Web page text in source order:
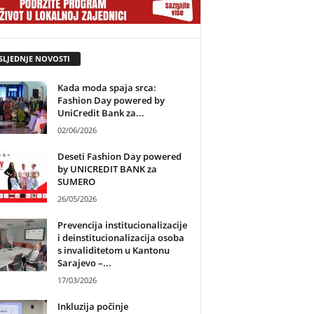
NOVOSTI
Kada moda spaja srca:
Fashion Day powered by
UniCredit Bank za...
02/06/2026
Deseti Fashion Day powered
by UNICREDIT BANK za
SUMERO
26/05/2026
Prevencija institucionalizacije
i deinstitucionalizacija osoba
s invaliditetom u Kantonu
Sarajevo –...
17/03/2026
Inkluzija počinje